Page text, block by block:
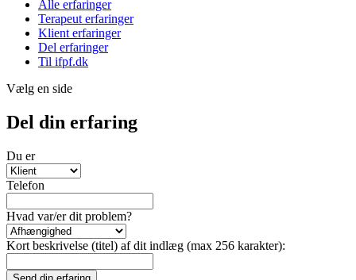
Alle erfaringer
Terapeut erfaringer
Klient erfaringer
Del erfaringer
Til ifpf.dk
Vælg en side
Del din erfaring
Du er
Telefon
Hvad var/er dit problem?
Kort beskrivelse (titel) af dit indlæg (max 256 karakter):